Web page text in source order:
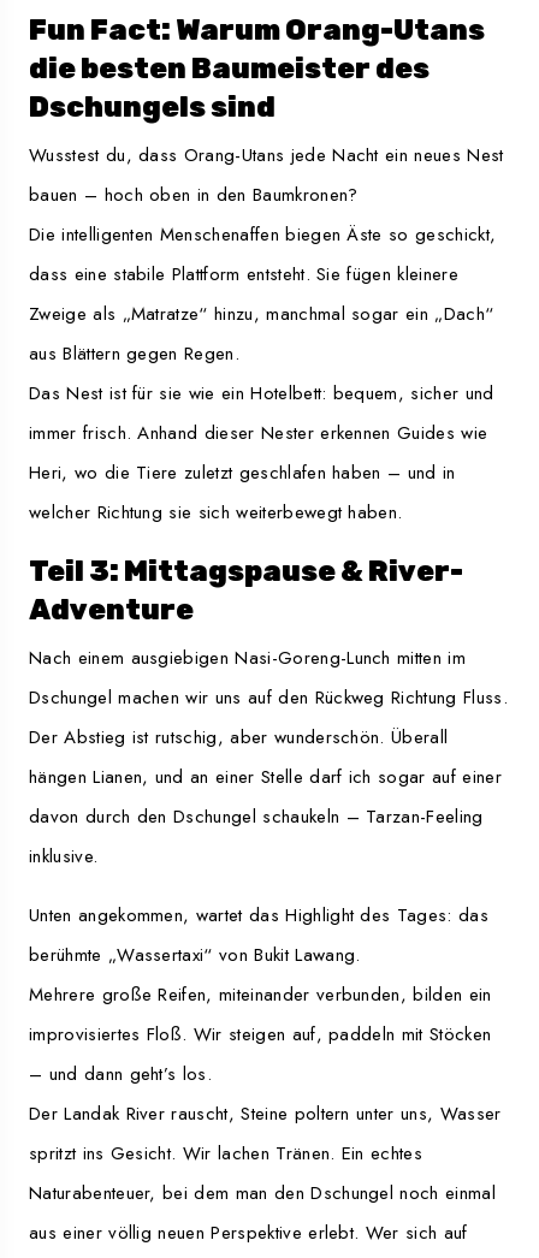
Fun Fact: Warum Orang-Utans
die besten Baumeister des
Dschungels sind
Wusstest du, dass Orang-Utans jede Nacht ein neues Nest
bauen – hoch oben in den Baumkronen?
Die intelligenten Menschenaffen biegen Äste so geschickt,
dass eine stabile Plattform entsteht. Sie fügen kleinere
Zweige als „Matratze“ hinzu, manchmal sogar ein „Dach“
aus Blättern gegen Regen.
Das Nest ist für sie wie ein Hotelbett: bequem, sicher und
immer frisch. Anhand dieser Nester erkennen Guides wie
Heri, wo die Tiere zuletzt geschlafen haben – und in
welcher Richtung sie sich weiterbewegt haben.
Teil 3: Mittagspause & River-
Adventure
Nach einem ausgiebigen Nasi-Goreng-Lunch mitten im
Dschungel machen wir uns auf den Rückweg Richtung Fluss.
Der Abstieg ist rutschig, aber wunderschön. Überall
hängen Lianen, und an einer Stelle darf ich sogar auf einer
davon durch den Dschungel schaukeln – Tarzan-Feeling
inklusive.
Unten angekommen, wartet das Highlight des Tages: das
berühmte „Wassertaxi“ von Bukit Lawang.
Mehrere große Reifen, miteinander verbunden, bilden ein
improvisiertes Floß. Wir steigen auf, paddeln mit Stöcken
– und dann geht’s los.
Der Landak River rauscht, Steine poltern unter uns, Wasser
spritzt ins Gesicht. Wir lachen Tränen. Ein echtes
Naturabenteuer, bei dem man den Dschungel noch einmal
aus einer völlig neuen Perspektive erlebt. Wer sich auf